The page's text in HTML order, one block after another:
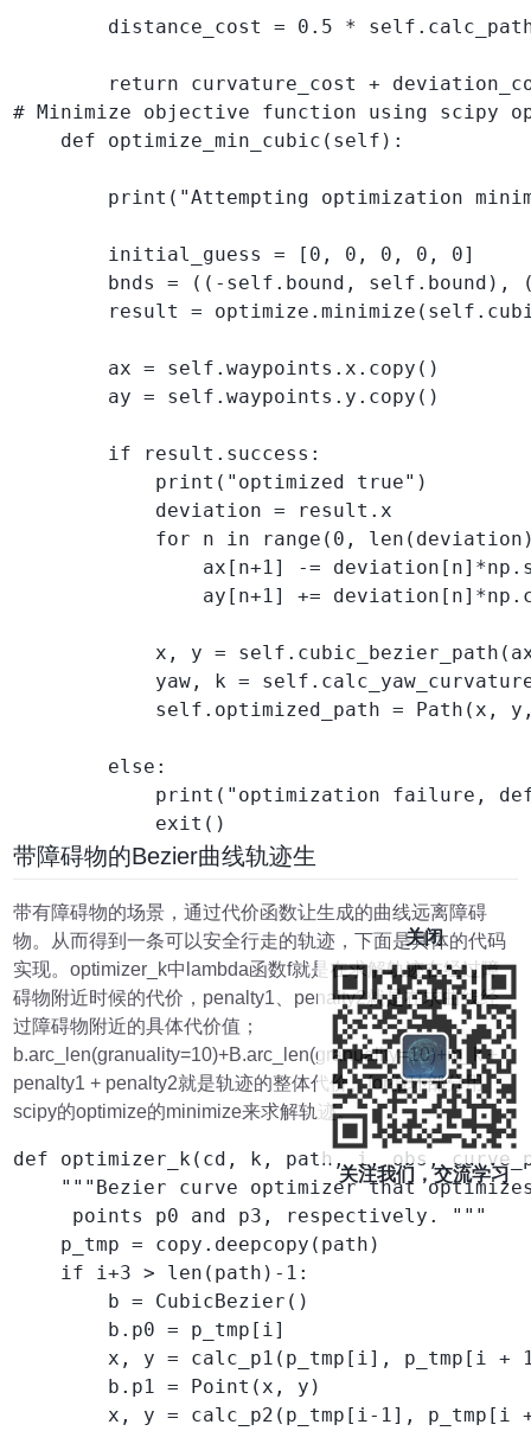
distance_cost = 0.5 *
return curvature_cost +
# Minimize objective function using scipy
    def optimize_min_cubic(self):
print("Attempting optimization
        initial_guess = [0, 0, 0, 0, 0]
bnds = ((-self.bound, self.bound),
result =
        ax = self.waypoints.x.copy()
        ay = self.waypoints.y.copy()
        if result.success:
            print("optimized true")
            deviation = result.x
for n in range(0,
ax[n+1] -=
ay[n+1] +=
x, y =
yaw, k =
self.optimized_path = Path(x,
        else:
print("optimization failure,
            exit()
带障碍物的Bezier曲线轨迹生
带有障碍物的场景，通过代价函数让生成的曲线远离障碍
物。从而得到一条可以安全行走的轨迹，下面是具体的代码
实现。optimizer_k中lambda函数f就是在求解轨迹在经过障
碍物附近时候的代价，penalty1、penalty2就是在求曲线经
过障碍物附近的具体代价值；
b.arc_len(granuality=10)+B.arc_len(granuality=10)+m_k +
penalty1 + penalty2就是轨迹的整体代价。for循环部分用
scipy的optimize的minimize来求解轨迹。
def optimizer_k(cd, k, path, i, obs,
"""Bezier curve optimizer that
     points p0 and p3, respectively. """
    p_tmp = copy.deepcopy(path)
    if i+3 > len(path)-1:
        b = CubicBezier()
        b.p0 = p_tmp[i]
x, y = calc_p1(p_tmp[i], p_tmp[i +
        b.p1 = Point(x, y)
x, y = calc_p2(p_tmp[i-1], p_tmp[i
关闭
关注我们，交流学习